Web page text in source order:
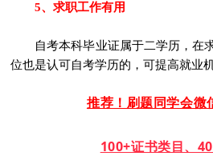
5、求职工作有用
自考本科毕业证属于二学历，在
位也是认可自考学历的，可提高就业机
推荐！刷题同学会微
100+证书类目、